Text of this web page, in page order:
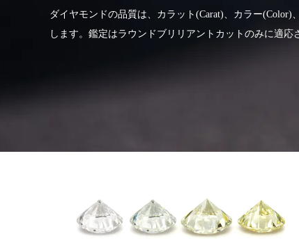
ダイヤモンドの品質は、カラット(Carat)、カラー
します。鑑定はラウンドブリリアントカットのみに適応